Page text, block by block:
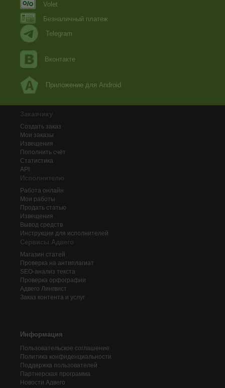
Volet
Безналичный платеж
Telegram
Вконтакте
Приложение для Android
Заказчику
Создать заказ
Мои заказы
Извещения
Пополнить счёт
Статистика
API
Исполнителю
Работа онлайн
Мои работы
Продать статью
Извещения
Вывод средств
Инструкции для исполнителей
Сервисы Адвего
Магазин статей
Проверка на антиплагиат
SEO-анализ текста
Проверка орфографии
Адвего Лингвист
Заказ контента и услуг
Информация
Пользовательское соглашение
Политика конфиденциальности
Поддержка пользователей
Партнерская программа
Новости Адвего